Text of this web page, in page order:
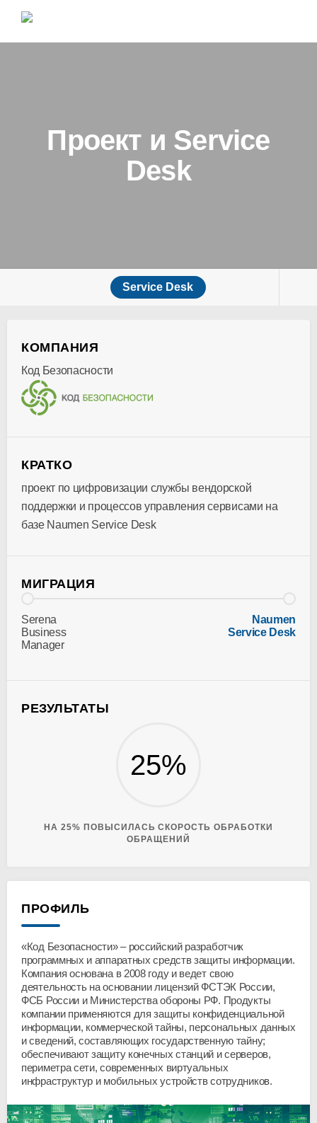
Проект и Service
Desk
Service Desk
КОМПАНИЯ
Код Безопасности
КРАТКО
проект по цифровизации службы вендорской
поддержки и процессов управления сервисами на
базе Naumen Service Desk
МИГРАЦИЯ
Serena
Business
Manager
Naumen
Service Desk
РЕЗУЛЬТАТЫ
25%
НА 25% ПОВЫСИЛАСЬ СКОРОСТЬ ОБРАБОТКИ
ОБРАЩЕНИЙ
ПРОФИЛЬ
«Код Безопасности» – российский разработчик
программных и аппаратных средств защиты информации.
Компания основана в 2008 году и ведет свою
деятельность на основании лицензий ФСТЭК России,
ФСБ России и Министерства обороны РФ. Продукты
компании применяются для защиты конфиденциальной
информации, коммерческой тайны, персональных данных
и сведений, составляющих государственную тайну;
обеспечивают защиту конечных станций и серверов,
периметра сети, современных виртуальных
инфраструктур и мобильных устройств сотрудников.